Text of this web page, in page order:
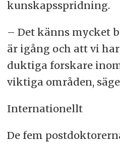
kunskapsspridning.
– Det känns mycket
är igång och att vi
duktiga forskare
viktiga områden,
Internationellt
De fem